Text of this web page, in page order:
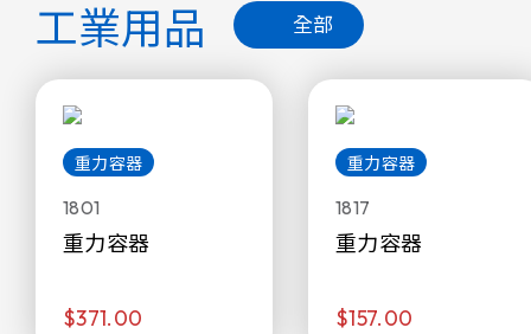
工業用品 全部
重力容器
1801
重力容器
$371.00
重力容器
1817
重力容器
$157.00